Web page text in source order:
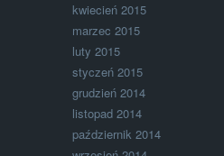
kwiecień 2015
marzec 2015
luty 2015
styczeń 2015
grudzień 2014
listopad 2014
październik 2014